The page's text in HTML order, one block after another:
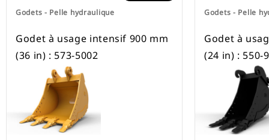
Godets - Pelle hydraulique
Godet à usage intensif 900 mm
(36 in) : 573-5002
Godets - Pelle
Godet à
(24 in) : 550-